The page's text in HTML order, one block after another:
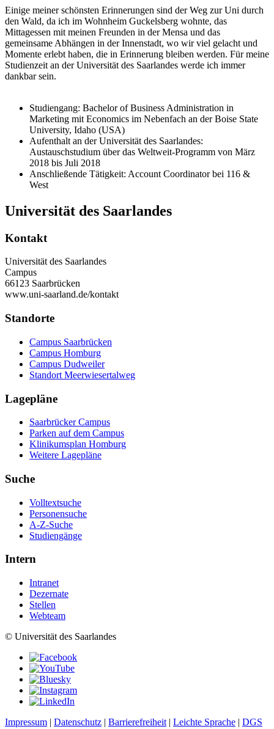
Einige meiner schönsten Erinnerungen sind der Weg zur Uni durch
den Wald, da ich im Wohnheim Guckelsberg wohnte, das
Mittagessen mit meinen Freunden in der Mensa und das
gemeinsame Abhängen in der Innenstadt, wo wir viel gelacht und
Momente erlebt haben, die in Erinnerung bleiben werden. Für meine
Studienzeit an der Universität des Saarlandes werde ich immer
dankbar sein.
Studiengang: Bachelor of Business Administration in
Marketing mit Economics im Nebenfach an der Boise State
University, Idaho (USA)
Aufenthalt an der Universität des Saarlandes:
Austauschstudium über das Weltweit-Programm von März
2018 bis Juli 2018
Anschließende Tätigkeit: Account Coordinator bei 116 &
West
Universität des Saarlandes
Kontakt
Universität des Saarlandes
Campus
66123 Saarbrücken
www.uni-saarland.de/kontakt
Standorte
Campus Saarbrücken
Campus Homburg
Campus Dudweiler
Standort Meerwiesertalweg
Lagepläne
Saarbrücker Campus
Parken auf dem Campus
Klinikumsplan Homburg
Weitere Lagepläne
Suche
Volltextsuche
Personensuche
A-Z-Suche
Studiengänge
Intern
Intranet
Dezernate
Stellen
Webteam
© Universität des Saarlandes
Impressum | Datenschutz | Barrierefreiheit | Leichte Sprache | DGS